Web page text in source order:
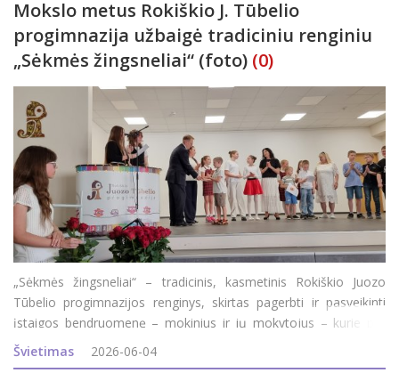
Mokslo metus Rokiškio J. Tūbelio
progimnazija užbaigė tradiciniu renginiu
„Sėkmės žingsneliai“ (foto) (0)
„Sėkmės žingsneliai“ – tradicinis, kasmetinis Rokiškio Juozo
Tūbelio progimnazijos renginys, skirtas pagerbti ir pasveikinti
įstaigos bendruomenę – mokinius ir jų mokytojus – kurie per
praėjusius mokslo metus pasiekė aukštesnių rezultatų ir garsino
ugdymo
Švietimas 2026-06-04